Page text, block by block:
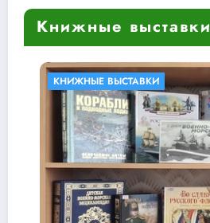
Книжные выставки
ВЫСТАВКИ